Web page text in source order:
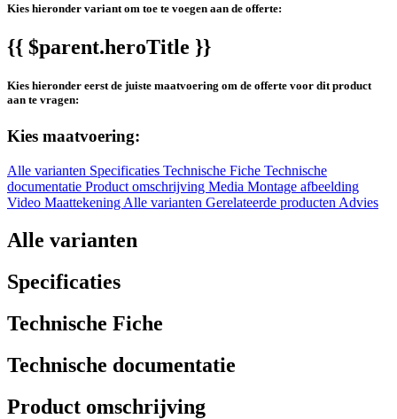
Kies hieronder variant om toe te voegen aan de offerte:
{{ $parent.heroTitle }}
Kies hieronder eerst de juiste maatvoering om de offerte voor dit product
aan te vragen:
Kies maatvoering:
Alle varianten Specificaties Technische Fiche Technische
documentatie Product omschrijving Media Montage afbeelding
Video Maattekening Alle varianten Gerelateerde producten Advies
Alle varianten
Specificaties
Technische Fiche
Technische documentatie
Product omschrijving